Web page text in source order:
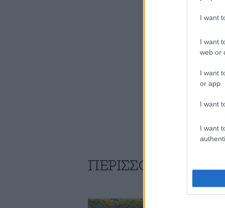
I want
I want
web or
I want
or app.
I want
I want
ΠΕΡΙΣΣΟΤΕΡΑ ΑΠΟ